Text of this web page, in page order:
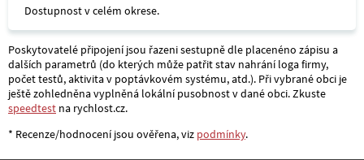
Dostupnost v celém okrese.
Poskytovatelé připojení jsou řazeni sestupně dle placenéno zápisu a
dalších parametrů (do kterých může patřit stav nahrání loga firmy,
počet testů, aktivita v poptávkovém systému, atd.). Při vybrané obci je
ještě zohledněna vyplněná lokální pusobnost v dané obci. Zkuste
speedtest na rychlost.cz.
* Recenze/hodnocení jsou ověřena, viz podmínky.